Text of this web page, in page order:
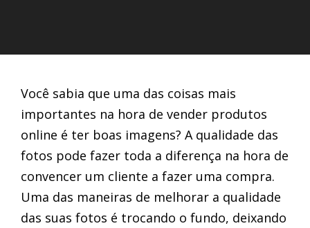
Você sabia que uma das coisas mais
importantes na hora de vender produtos
online é ter boas imagens? A qualidade das
fotos pode fazer toda a diferença na hora de
convencer um cliente a fazer uma compra.
Uma das maneiras de melhorar a qualidade
das suas fotos é trocando o fundo, deixando